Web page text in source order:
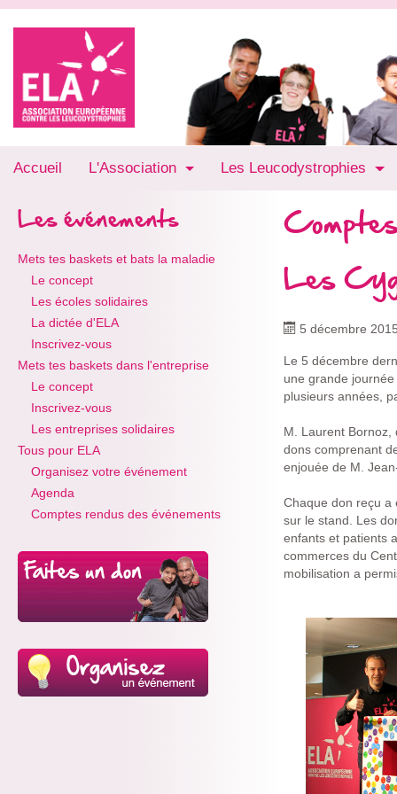
Accueil L'Association Les Leucodystrophies
Les événements
Mets tes baskets et bats la maladie
Le concept
Les écoles solidaires
La dictée d'ELA
Inscrivez-vous
Mets tes baskets dans l'entreprise
Le concept
Inscrivez-vous
Les entreprises solidaires
Tous pour ELA
Organisez votre événement
Agenda
Comptes rendus des événements
Les
5 décembre
Le 5 décembre
une grande
plusieurs années,
M. Laurent Bornoz,
dons comprenant
enjouée de M.
Chaque don reçu a
sur le stand. Les
enfants et patients
commerces du
mobilisation a